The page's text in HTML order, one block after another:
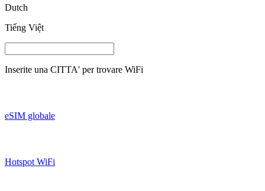
Dutch
Tiếng Việt
Inserite una CITTA' per trovare WiFi
eSIM globale
Hotspot WiFi